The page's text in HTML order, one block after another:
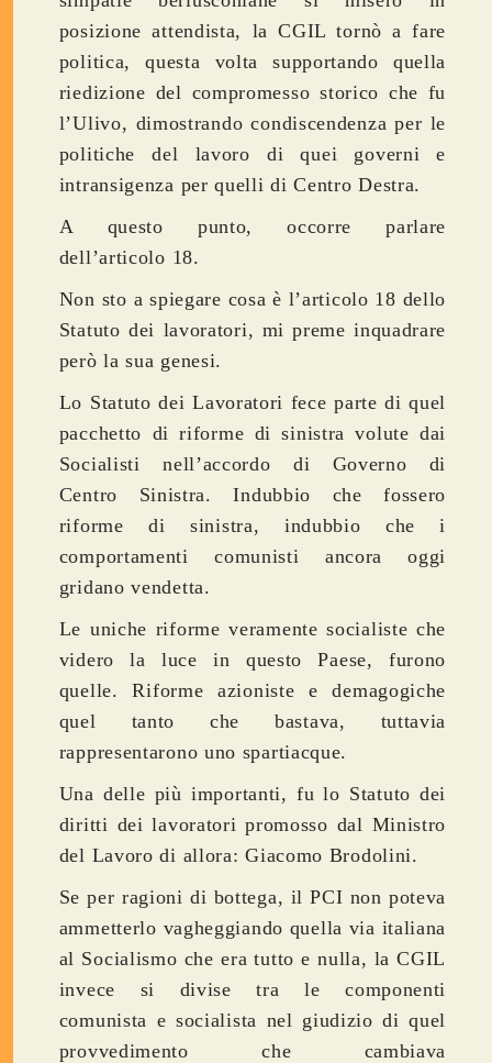
posizione attendista, la CGIL tornò a fare
politica, questa volta supportando quella
riedizione del compromesso storico che fu
l’Ulivo, dimostrando condiscendenza per le
politiche del lavoro di quei governi e
intransigenza per quelli di Centro Destra.
A questo punto, occorre parlare
dell’articolo 18.
Non sto a spiegare cosa è l’articolo 18 dello
Statuto dei lavoratori, mi preme inquadrare
però la sua genesi.
Lo Statuto dei Lavoratori fece parte di quel
pacchetto di riforme di sinistra volute dai
Socialisti nell’accordo di Governo di
Centro Sinistra. Indubbio che fossero
riforme di sinistra, indubbio che i
comportamenti comunisti ancora oggi
gridano vendetta.
Le uniche riforme veramente socialiste che
videro la luce in questo Paese, furono
quelle. Riforme azioniste e demagogiche
quel tanto che bastava, tuttavia
rappresentarono uno spartiacque.
Una delle più importanti, fu lo Statuto dei
diritti dei lavoratori promosso dal Ministro
del Lavoro di allora: Giacomo Brodolini.
Se per ragioni di bottega, il PCI non poteva
ammetterlo vagheggiando quella via italiana
al Socialismo che era tutto e nulla, la CGIL
invece si divise tra le componenti
comunista e socialista nel giudizio di quel
provvedimento che cambiava